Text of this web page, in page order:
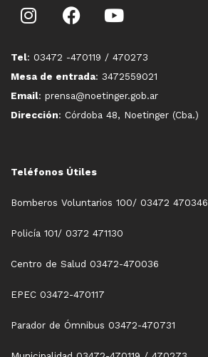
Tel: 03472 -470119 / 470273
Mesa de entrada: 3472559021
Email: prensa@noetinger.gob.ar
Dirección: Córdoba 48, Noetinger (Cba.)
Teléfonos Útiles
Bomberos Voluntarios 100/ 03472 470346
Policía 101/ 0372 471130
Centro de Salud 03472-470036
EPEC 03472-470117
Parador de Ómnibus 03472-470731